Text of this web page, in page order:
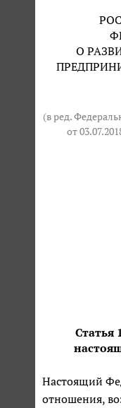
О
(в ред.
от
Статья
Настоящий
отношения,